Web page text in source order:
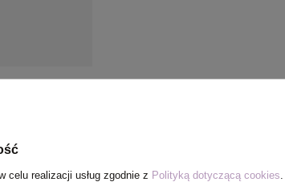
celu realizacji usług zgodnie z Polityką dotyczącą cookies